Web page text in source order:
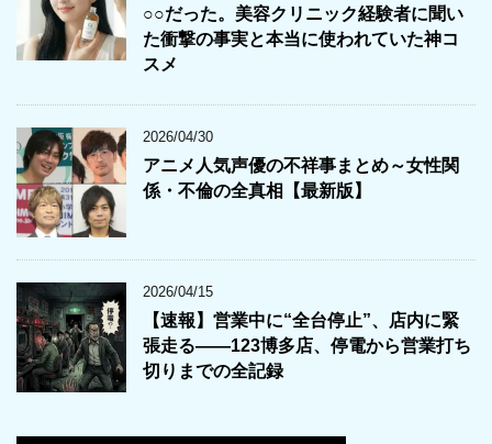
○○だった。美容クリニック経験者に聞い
た衝撃の事実と本当に使われていた神コ
スメ
2026/04/30
アニメ人気声優の不祥事まとめ～女性関
係・不倫の全真相【最新版】
2026/04/15
【速報】営業中に“全台停止”、店内に緊
張走る――123博多店、停電から営業打ち
切りまでの全記録